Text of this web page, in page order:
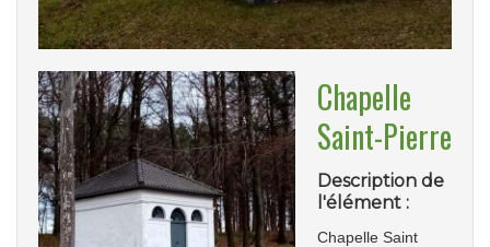
Chapelle
Saint-Pierre
Description de
l'élément :
Chapelle Saint